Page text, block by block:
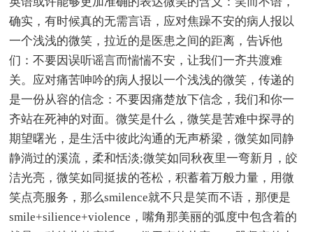
确实，有时候真的无需言语，应对焦躁不安的病人报以
一个浅浅的微笑，拉近的是医患之间的距离，告诉他
们：不要因误听谣言而惴惴不安，让我们一齐共渡难
关。应对痛苦呻吟的病人报以一个浅浅的微笑，传递的
是一份从容的信念：不要因痛楚放下信念，我们和你一
齐站在死神的对面。微笑是什么，微笑是苦难中探寻的
期望曙光，是生活中彼此沟通的无声桥梁，微笑如同静
静淌过的溪流，柔和恬淡;微笑如同秋夜里一弯新月，皎
洁光亮，微笑如同挺拔的苍松，积蓄着万般力量，用微
笑点亮服务，那么smilence就不只是笑而不语，那便是
smile+silience+violence，嘴角那美丽的弧度中包含着的